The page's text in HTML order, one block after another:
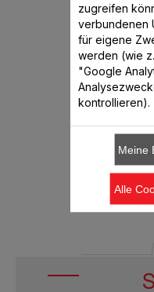
Meine
zugreifen
verbundenen
für eigene
werden (wie
"Google
kontrollieren).
Meine
Alle